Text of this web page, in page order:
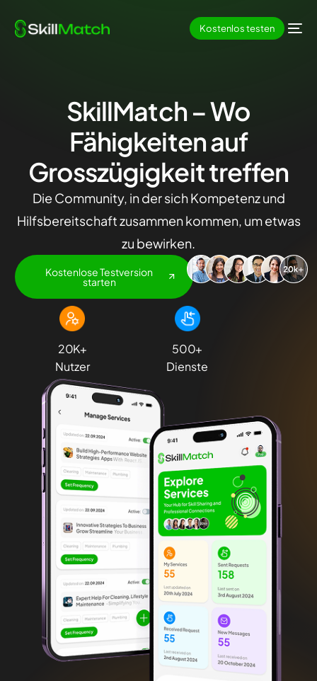
Kostenlos testen
SkillMatch– Wo
Fähigkeiten auf
Grosszügigkeit treffen
Die Community, in der sich Kompetenz und
Hilfsbereitschaft zusammen kommen, um etwas
zu bewirken.
Kostenlose Testversion
starten
20K+
Nutzer
500+
Dienste
DE